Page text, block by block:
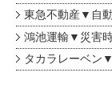
東急不動産▼自
鴻池運輸▼災害
タカラレーベン